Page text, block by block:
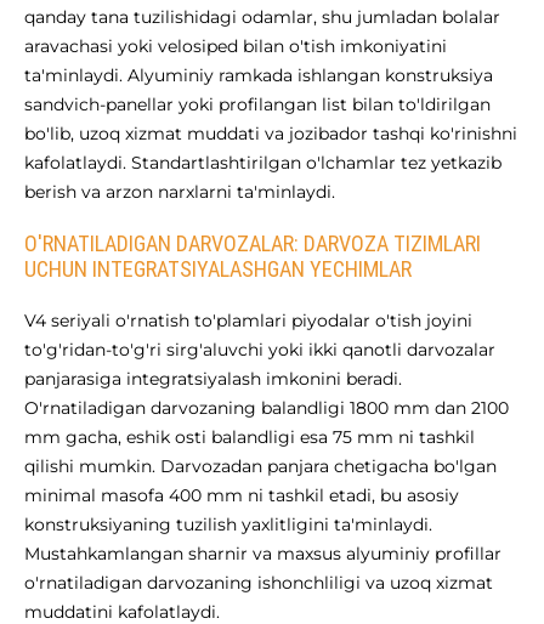
qanday tana tuzilishidagi odamlar, shu jumladan bolalar
aravachasi yoki velosiped bilan o'tish imkoniyatini
ta'minlaydi. Alyuminiy ramkada ishlangan konstruksiya
sandvich-panellar yoki profilangan list bilan to'ldirilgan
bo'lib, uzoq xizmat muddati va jozibador tashqi ko'rinishni
kafolatlaydi. Standartlashtirilgan o'lchamlar tez yetkazib
berish va arzon narxlarni ta'minlaydi.
O'RNATILADIGAN DARVOZALAR: DARVOZA TIZIMLARI
UCHUN INTEGRATSIYALASHGAN YECHIMLAR
V4 seriyali o'rnatish to'plamlari piyodalar o'tish joyini
to'g'ridan-to'g'ri sirg'aluvchi yoki ikki qanotli darvozalar
panjarasiga integratsiyalash imkonini beradi.
O'rnatiladigan darvozaning balandligi 1800 mm dan 2100
mm gacha, eshik osti balandligi esa 75 mm ni tashkil
qilishi mumkin. Darvozadan panjara chetigacha bo'lgan
minimal masofa 400 mm ni tashkil etadi, bu asosiy
konstruksiyaning tuzilish yaxlitligini ta'minlaydi.
Mustahkamlangan sharnir va maxsus alyuminiy profillar
o'rnatiladigan darvozaning ishonchliligi va uzoq xizmat
muddatini kafolatlaydi.